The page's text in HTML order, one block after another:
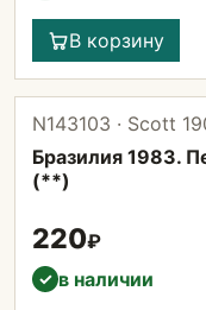
В корзину
N143103 · Scott
Бразилия 1983.
(**)
220₽
✓ в наличии